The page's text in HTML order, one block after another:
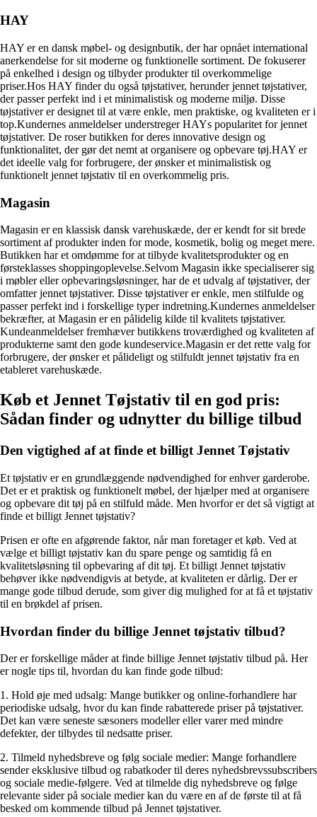
HAY
HAY er en dansk møbel- og designbutik, der har opnået international
anerkendelse for sit moderne og funktionelle sortiment. De fokuserer
på enkelhed i design og tilbyder produkter til overkommelige
priser.Hos HAY finder du også tøjstativer, herunder jennet tøjstativer,
der passer perfekt ind i et minimalistisk og moderne miljø. Disse
tøjstativer er designet til at være enkle, men praktiske, og kvaliteten er i
top.Kundernes anmeldelser understreger HAYs popularitet for jennet
tøjstativer. De roser butikken for deres innovative design og
funktionalitet, der gør det nemt at organisere og opbevare tøj.HAY er
det ideelle valg for forbrugere, der ønsker et minimalistisk og
funktionelt jennet tøjstativ til en overkommelig pris.
Magasin
Magasin er en klassisk dansk varehuskæde, der er kendt for sit brede
sortiment af produkter inden for mode, kosmetik, bolig og meget mere.
Butikken har et omdømme for at tilbyde kvalitetsprodukter og en
førsteklasses shoppingoplevelse.Selvom Magasin ikke specialiserer sig
i møbler eller opbevaringsløsninger, har de et udvalg af tøjstativer, der
omfatter jennet tøjstativer. Disse tøjstativer er enkle, men stilfulde og
passer perfekt ind i forskellige typer indretning.Kundernes anmeldelser
bekræfter, at Magasin er en pålidelig kilde til kvalitets tøjstativer.
Kundeanmeldelser fremhæver butikkens troværdighed og kvaliteten af
produkterne samt den gode kundeservice.Magasin er det rette valg for
forbrugere, der ønsker et pålideligt og stilfuldt jennet tøjstativ fra en
etableret varehuskæde.
Køb et Jennet Tøjstativ til en god pris:
Sådan finder og udnytter du billige tilbud
Den vigtighed af at finde et billigt Jennet Tøjstativ
Et tøjstativ er en grundlæggende nødvendighed for enhver garderobe.
Det er et praktisk og funktionelt møbel, der hjælper med at organisere
og opbevare dit tøj på en stilfuld måde. Men hvorfor er det så vigtigt at
finde et billigt Jennet tøjstativ?
Prisen er ofte en afgørende faktor, når man foretager et køb. Ved at
vælge et billigt tøjstativ kan du spare penge og samtidig få en
kvalitetsløsning til opbevaring af dit tøj. Et billigt Jennet tøjstativ
behøver ikke nødvendigvis at betyde, at kvaliteten er dårlig. Der er
mange gode tilbud derude, som giver dig mulighed for at få et tøjstativ
til en brøkdel af prisen.
Hvordan finder du billige Jennet tøjstativ tilbud?
Der er forskellige måder at finde billige Jennet tøjstativ tilbud på. Her
er nogle tips til, hvordan du kan finde gode tilbud:
1. Hold øje med udsalg: Mange butikker og online-forhandlere har
periodiske udsalg, hvor du kan finde rabatterede priser på tøjstativer.
Det kan være seneste sæsoners modeller eller varer med mindre
defekter, der tilbydes til nedsatte priser.
2. Tilmeld nyhedsbreve og følg sociale medier: Mange forhandlere
sender eksklusive tilbud og rabatkoder til deres nyhedsbrevssubscribers
og sociale medie-følgere. Ved at tilmelde dig nyhedsbreve og følge
relevante sider på sociale medier kan du være en af de første til at få
besked om kommende tilbud på Jennet tøjstativer.